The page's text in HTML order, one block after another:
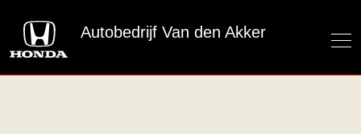
Autobedrijf Van den Akker